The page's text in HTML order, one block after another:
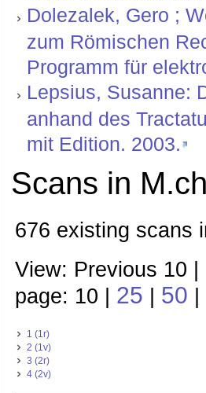
Dolezalek, Gero ;
zum Römischen
Programm für
Lepsius, Susanne:
anhand des
mit Edition. 2003.
Scans in
676 existing scans
View: Previous 10 |
page: 10 | 25 50
1 (1r)
2 (1v)
3 (2r)
4 (2v)